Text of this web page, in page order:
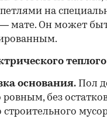
на
мате. Он может
основания. Пол
ровным, без
строительного